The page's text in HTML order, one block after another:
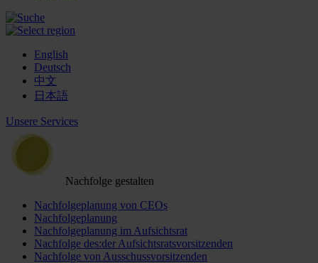
English
Deutsch
中文
日本語
Unsere Services
Nachfolge gestalten
Nachfolgeplanung von CEOs
Nachfolgeplanung
Nachfolgeplanung im Aufsichtsrat
Nachfolge des:der Aufsichtsratsvorsitzenden
Nachfolge von Ausschussvorsitzenden